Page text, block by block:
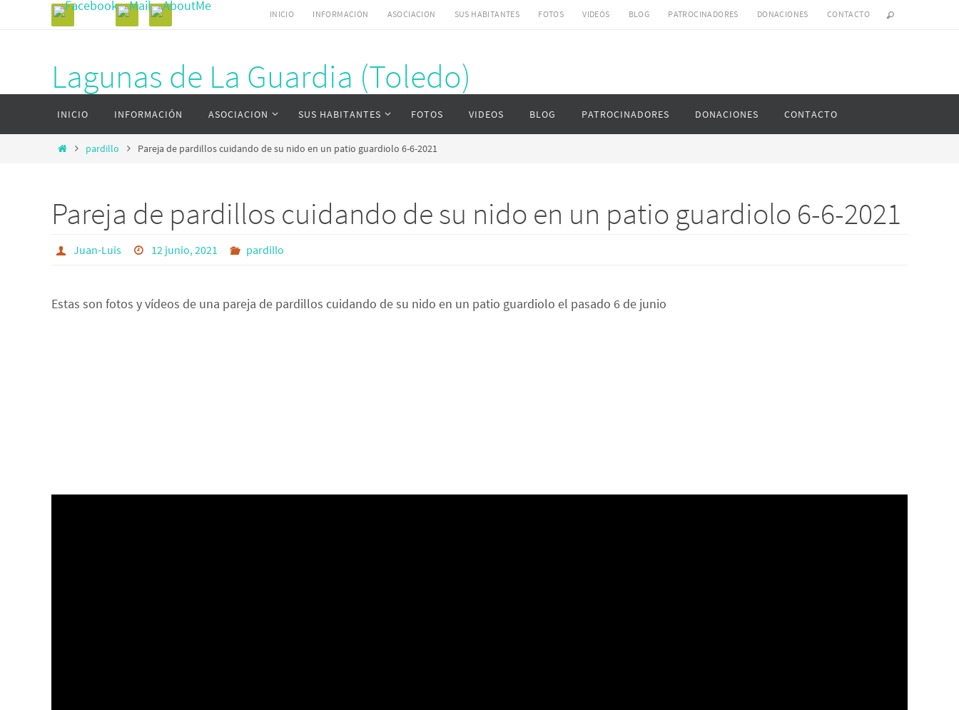
INICIO INFORMACIÓN ASOCIACION SUS HABITANTES FOTOS VIDEOS BLOG PATROCINADORES DONACIONES CONTACTO
Lagunas de La Guardia (Toledo)
Página web del complejo lagunar de La Guardia (Toledo)
contenido
INICIO INFORMACIÓN ASOCIACION SUS HABITANTES FOTOS VIDEOS BLOG PATROCINADORES DONACIONES CONTACTO
Iniciopardillo Pareja de pardillos cuidando de su nido en un patio guardiolo 6-6-2021
Pareja de pardillos cuidando de su nido en un patio guardiolo 6-6-2021
Juan-Luis 12 junio, 2021 pardillo
Estas son fotos y vídeos de una pareja de pardillos cuidando de su nido en un patio guardiolo el pasado 6 de junio